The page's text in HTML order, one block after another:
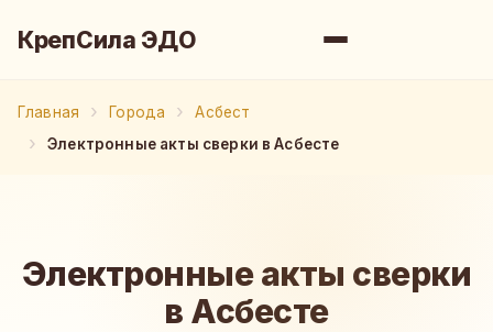
КрепСила ЭДО
Главная Города
Асбест
Электронные акты сверки в Асбесте
Электронные акты сверки
в Асбесте